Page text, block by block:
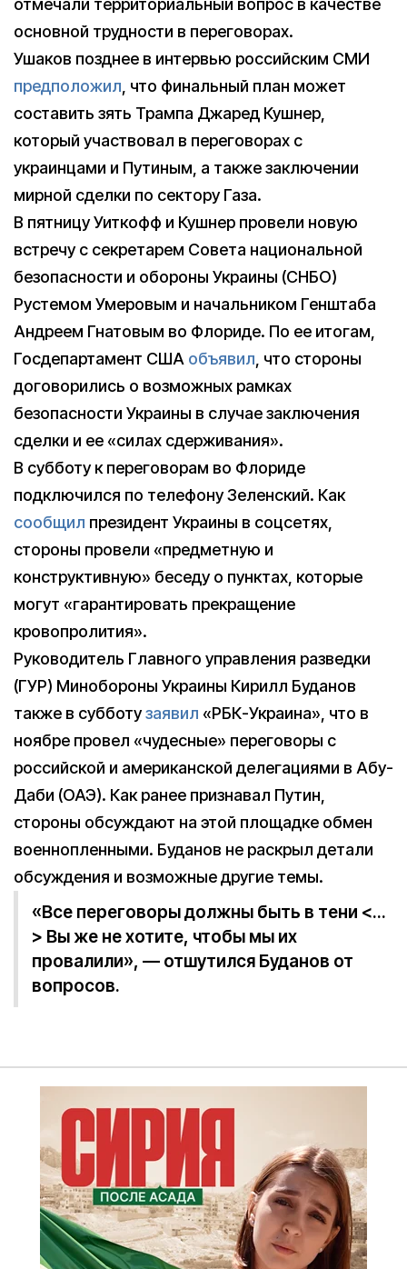
отмечали территориальный вопрос в качестве
основной трудности в переговорах.
Ушаков позднее в интервью российским СМИ
предположил, что финальный план может
составить зять Трампа Джаред Кушнер,
который участвовал в переговорах с
украинцами и Путиным, а также заключении
мирной сделки по сектору Газа.
В пятницу Уиткофф и Кушнер провели новую
встречу с секретарем Совета национальной
безопасности и обороны Украины (СНБО)
Рустемом Умеровым и начальником Генштаба
Андреем Гнатовым во Флориде. По ее итогам,
Госдепартамент США объявил, что стороны
договорились о возможных рамках
безопасности Украины в случае заключения
сделки и ее «силах сдерживания».
В субботу к переговорам во Флориде
подключился по телефону Зеленский. Как
сообщил президент Украины в соцсетях,
стороны провели «предметную и
конструктивную» беседу о пунктах, которые
могут «гарантировать прекращение
кровопролития».
Руководитель Главного управления разведки
(ГУР) Минобороны Украины Кирилл Буданов
также в субботузаявил «РБК-Украина», что в
ноябре провел «чудесные» переговоры с
российской и американской делегациями в Абу-
Даби (ОАЭ). Как ранее признавал Путин,
стороны обсуждают на этой площадке обмен
военнопленными. Буданов не раскрыл детали
обсуждения и возможные другие темы.
«Все переговоры должны быть в тени <…
> Вы же не хотите, чтобы мы их
провалили», — отшутился Буданов от
вопросов.